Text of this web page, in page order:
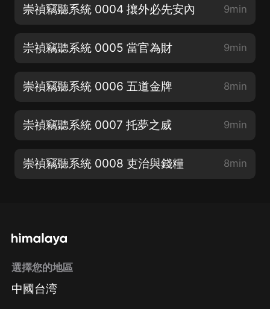
崇禎竊聽系統 0004 攘外必先安內 9min
崇禎竊聽系統 0005 當官為財 9min
崇禎竊聽系統 0006 五道金牌 8min
崇禎竊聽系統 0007 托夢之威 9min
崇禎竊聽系統 0008 吏治與錢糧 8min
選擇您的地區
中國台湾